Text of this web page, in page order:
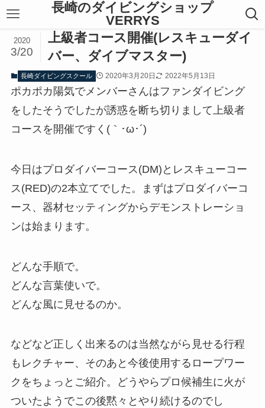
長崎のダイビングショップ
VERRYS
上級者コース開催(レスキューダイ
バー、ダイブマスター)
2020
3/20
長崎ダイビングスクール 2020年3月20日 2022年5月13日
ポカポカ陽気でメンバーさんはファンダイビング
をしたそうでしたが誘惑を断ち切りまして上級者
コースを開催ですく(｀･ω･´)
今日はプロダイバーコース(DM)とレスキューコー
ス(RED)の2本立てでした。まずはプロダイバーコ
ース、器材セッティングからデモンストレーショ
ンは始まります。
どんな手順で。
どんな言葉使いで。
どんな風に見せるのか。
などなど正しく出来るのは当然ながら見せる行程
もレクチャー、そのあと今後使用するロープワー
クをちょっとご紹介。どうやらプロ候補生に火が
ついたようでこの後黙々とやり続けるのでし